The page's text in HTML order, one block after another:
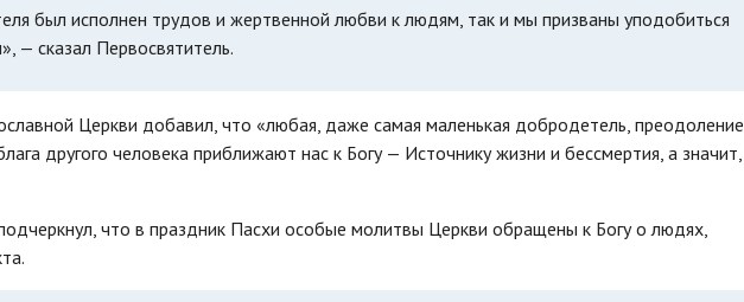
был исполнен трудов и жертвенной любви к людям, так и мы призваны уподобиться
— сказал Первосвятитель.
Церкви добавил, что «любая, даже самая маленькая добродетель, преодоление
другого человека приближают нас к Богу — Источнику жизни и бессмертия, а значит,
что в праздник Пасхи особые молитвы Церкви обращены к Богу о людях,